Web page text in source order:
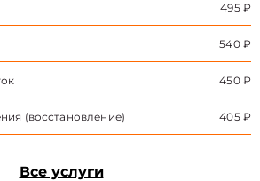
495 ₽
540 ₽
450 ₽
(восстановление) 405 ₽
Все услуги